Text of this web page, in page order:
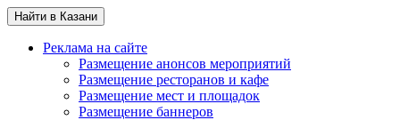
Найти в Казани
Реклама на сайте
Размещение анонсов мероприятий
Размещение ресторанов и кафе
Размещение мест и площадок
Размещение баннеров